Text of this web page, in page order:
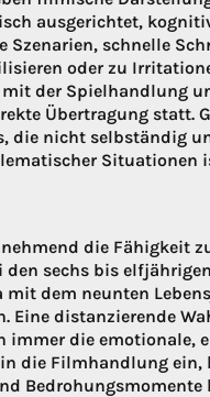
ausgerichtet,
Szenarien, schnelle
oder zu
der Spielhandlung
Übertragung statt.
die nicht selbständig
Situationen
die Fähigkeit
sechs bis
dem neunten
Eine distanzierende
immer die emotionale,
die Filmhandlung
Bedrohungsmomente